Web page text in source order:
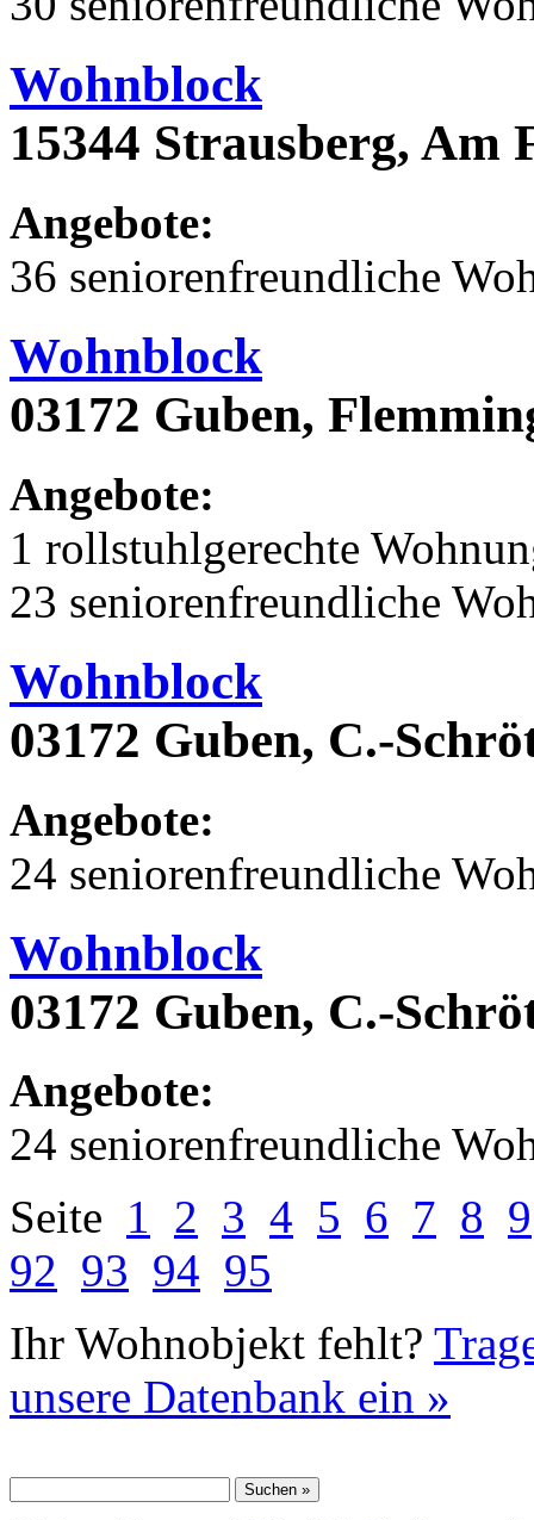
Wohnblock
15344 Strausberg, Am
Angebote:
36 seniorenfreundliche
Wohnblock
03172 Guben,
Angebote:
1 rollstuhlgerechte
23 seniorenfreundliche
Wohnblock
03172 Guben, C.-
Angebote:
24 seniorenfreundliche
Wohnblock
03172 Guben, C.-
Angebote:
24 seniorenfreundliche
Seite 1 2 3 4 5 6 7 8 9
92 93 94 95
Ihr Wohnobjekt fehlt?
unsere Datenbank ein »